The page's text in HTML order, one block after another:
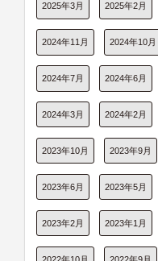
2025年3月 2025年2月
2024年11月 2024年10月
2024年7月 2024年6月
2024年3月 2024年2月
2023年10月 2023年9月
2023年6月 2023年5月
2023年2月 2023年1月